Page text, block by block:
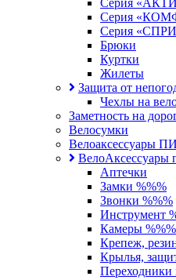
Серия
Серия
Серия
Брюки
Куртки
Жилеты
Защита от
Чехлы на
Заметность на
Велосумки
Велоаксессуары
ВелоАксессуары
Аптечки
Замки %%%
Звонки %%%
Инструмент
Камеры %%%
Крепеж,
Крылья,
Переходники